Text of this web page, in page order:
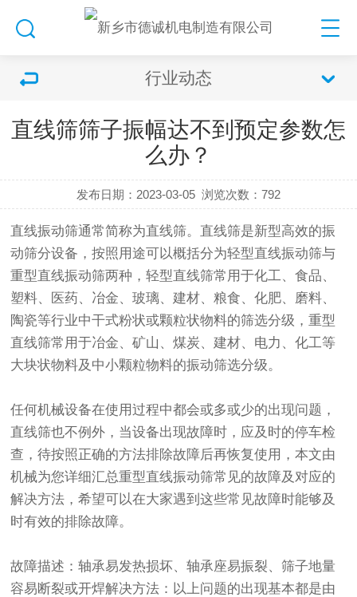
行业动态
直线筛筛子振幅达不到预定参数怎
么办？
发布日期：2023-03-05 浏览次数：792
直线振动筛通常简称为直线筛。 直线筛是新型高效的振
动筛分设备，按照用途可以概括分为轻型直线振动筛与
重型直线振动筛两种，轻型直线筛常用于化工、食品、
塑料、医药、冶金、玻璃、建材、粮食、化肥、磨料、
陶瓷等行业中干式粉状或颗粒状物料的筛选分级，重型
直线筛常用于冶金、矿山、煤炭、建材、电力、化工等
大块状物料及中小颗粒物料的振动筛选分级。
任何机械设备在使用过程中都会或多或少的出现问题，
直线筛也不例外，当设备出现故障时，应及时的停车检
查，待按照正确的方法排除故障后再恢复使用，本文由
机械为您详细汇总重型直线振动筛常见的故障及对应的
解决方法，希望可以在大家遇到这些常见故障时能够及
时有效的排除故障。
故障描述：轴承易发热损坏、轴承座易振裂、筛子地量
容易断裂或开焊解决方法：以上问题的出现基本都是由